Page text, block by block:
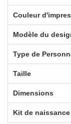
Couleur
Modèle du
Type de
Taille
Dimensions
Kit de naissance